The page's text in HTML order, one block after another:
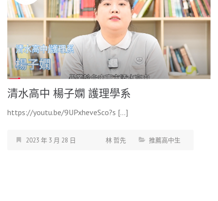
清水高中 楊子嫻 護理學系
https://youtu.be/9UPxheveSco?s […]
2023 年 3 月 28 日 林 哲先 推薦高中生